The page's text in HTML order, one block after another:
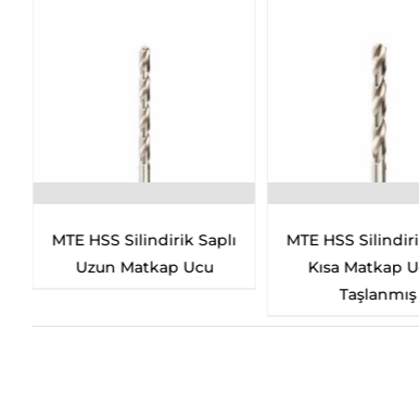
Silindirik Saplı
Matkap Ucu
MTE HSS Silindirik Saplı
Kısa Matkap Ucu –